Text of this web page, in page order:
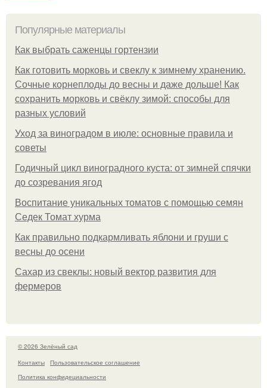
Популярные материалы
Как выбрать саженцы гортензии
Как готовить морковь и свеклу к зимнему хранению.
Сочные корнеплоды до весны и даже дольше! Как
сохранить морковь и свёклу зимой: способы для
разных условий
Уход за виноградом в июле: основные правила и
советы
Годичный цикл виноградного куста: от зимней спячки
до созревания ягод
Воспитание уникальных томатов с помощью семян
Седек Томат хурма
Как правильно подкармливать яблони и груши с
весны до осени
Сахар из свеклы: новый вектор развития для
фермеров
© 2026 Зелёный сад
Контакты
Пользовательское соглашение
Политика конфидециальности